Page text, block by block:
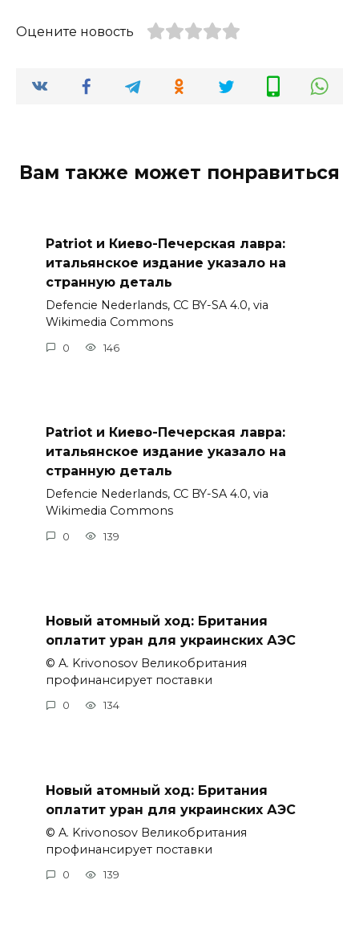
Оцените новость
Вам также может понравиться
Patriot и Киево-Печерская лавра:
итальянское издание указало на
странную деталь
Defencie Nederlands, CC BY-SA 4.0, via
Wikimedia Commons
0 146
Patriot и Киево-Печерская лавра:
итальянское издание указало на
странную деталь
Defencie Nederlands, CC BY-SA 4.0, via
Wikimedia Commons
0 139
Новый атомный ход: Британия
оплатит уран для украинских АЭС
© A. Krivonosov Великобритания
профинансирует поставки
0 134
Новый атомный ход: Британия
оплатит уран для украинских АЭС
© A. Krivonosov Великобритания
профинансирует поставки
0 139